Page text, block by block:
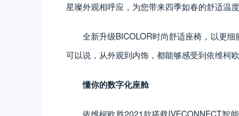
星璨外观相呼应，为您带来四季如春的舒适温度
全新升级BICOLOR时尚舒适座椅，以更
可以说，从外观到内饰，都能够感受到依维柯
懂你的数字化座舱